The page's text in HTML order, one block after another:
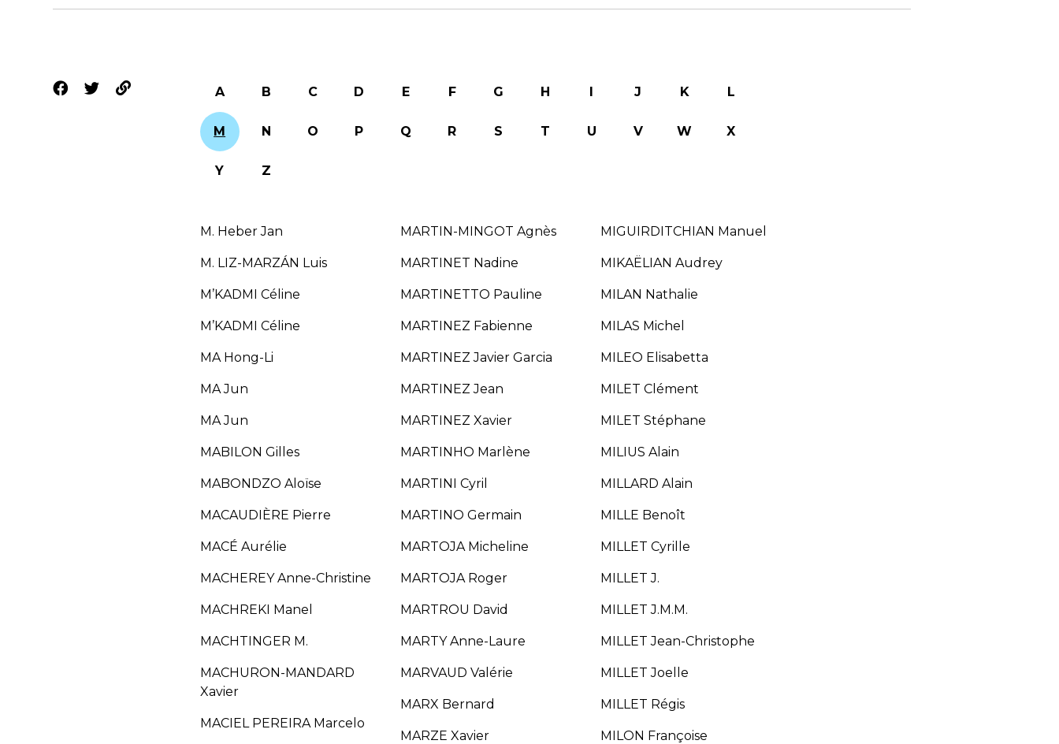
A B C D E F G H I J K L
M N O P Q R S T U V W X
Y Z
M. Heber Jan
M. LIZ-MARZÁN Luis
M’KADMI Céline
M’KADMI Céline
MA Hong-Li
MA Jun
MA Jun
MABILON Gilles
MABONDZO Aloïse
MACAUDIÈRE Pierre
MACÉ Aurélie
MACHEREY Anne-Christine
MACHREKI Manel
MACHTINGER M.
MACHURON-MANDARD
Xavier
MACIEL PEREIRA Marcelo
MARTIN-MINGOT Agnès
MARTINET Nadine
MARTINETTO Pauline
MARTINEZ Fabienne
MARTINEZ Javier Garcia
MARTINEZ Jean
MARTINEZ Xavier
MARTINHO Marlène
MARTINI Cyril
MARTINO Germain
MARTOJA Micheline
MARTOJA Roger
MARTROU David
MARTY Anne-Laure
MARVAUD Valérie
MARX Bernard
MARZE Xavier
MIGUIRDITCHIAN Manuel
MIKAËLIAN Audrey
MILAN Nathalie
MILAS Michel
MILEO Elisabetta
MILET Clément
MILET Stéphane
MILIUS Alain
MILLARD Alain
MILLE Benoît
MILLET Cyrille
MILLET J.
MILLET J.M.M.
MILLET Jean-Christophe
MILLET Joelle
MILLET Régis
MILON Françoise